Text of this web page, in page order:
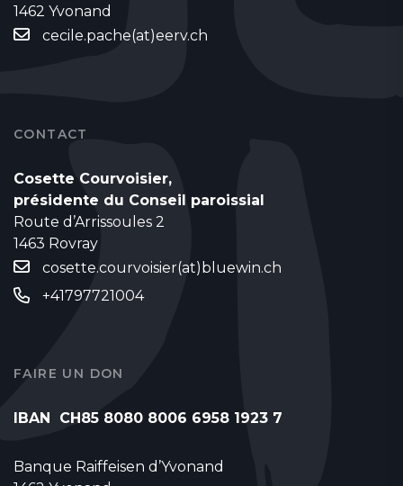
1462 Yvonand
cecile.pache(at)eerv.ch
CONTACT
Cosette Courvoisier,
présidente du Conseil paroissial
Route d’Arrissoules 2
1463 Rovray
cosette.courvoisier(at)bluewin.ch
+41797721004
FAIRE UN DON
IBAN CH85 8080 8006 6958 1923 7
Banque Raiffeisen d’Yvonand